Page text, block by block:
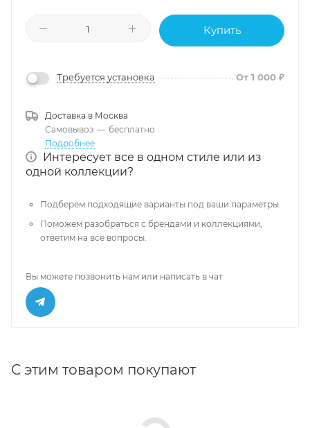
Купить
Требуется установка От 1 000 ₽
Доставка в Москва
Самовывоз — бесплатно
Подробнее
Интересует все в одном стиле или из
одной коллекции?
Подберем подходящие варианты под ваши параметры.
Поможем разобраться с брендами и коллекциями,
ответим на все вопросы.
Вы можете позвонить нам или написать в чат
С этим товаром покупают